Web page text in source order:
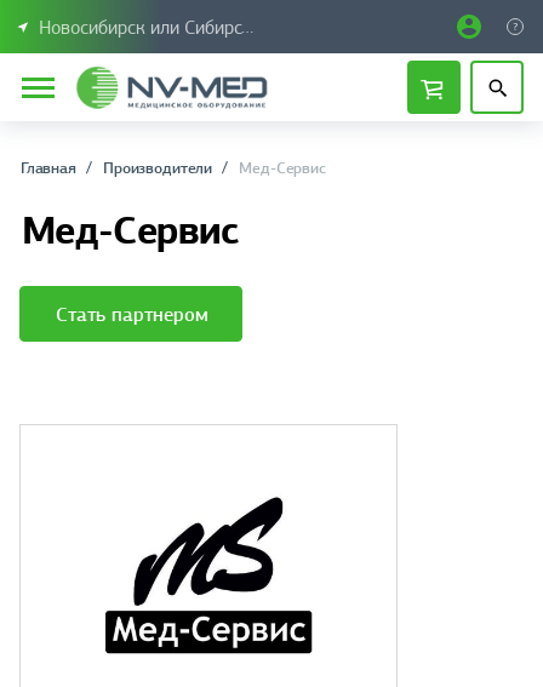
Новосибирск или Сибирский федеральный округ
Главная Производители Мед-Сервис
Мед-Сервис
Стать партнером